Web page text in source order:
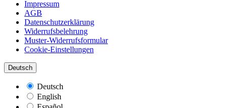
Impressum
AGB
Datenschutzerklärung
Widerrufsbelehrung
Muster-Widerrufsformular
Cookie-Einstellungen
Deutsch
Deutsch
English